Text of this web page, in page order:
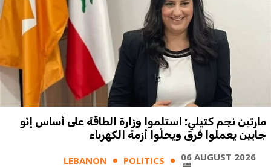
مارتين نجم كتيلي: استلموا وزارة الطاقة على أساس إنّو
جايين يعملوا فرق ويحلّوا أزمة الكهرباء
LEBANON POLITICS 06 AUGUST 2026